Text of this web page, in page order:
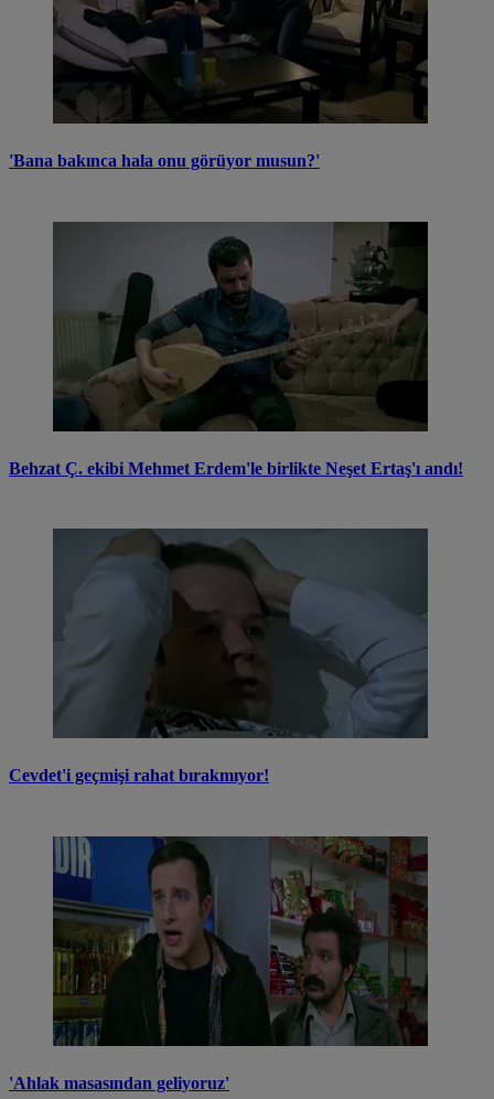
'Bana bakınca hala onu görüyor musun?'
Behzat Ç. ekibi Mehmet Erdem'le birlikte Neşet Ertaş'ı andı!
Cevdet'i geçmişi rahat bırakmıyor!
'Ahlak masasından geliyoruz'